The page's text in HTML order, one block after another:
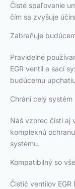
Čisté spaľovanie
čím sa zvyšuje
Zabraňuje
Pravidelné
EGR ventil a sací
budúcemu
Chráni celý systém
Náš vzorec čistí aj
komplexnú
systému.
Kompatibilný so
Čistič ventilov